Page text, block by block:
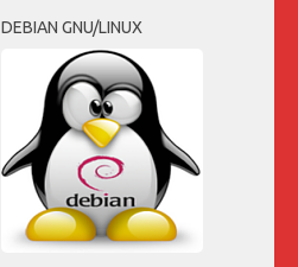
DEBIAN GNU/LINUX